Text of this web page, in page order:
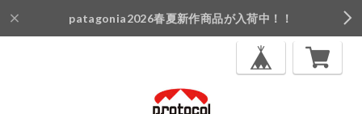
patagonia2026春夏新作商品が入荷中！！